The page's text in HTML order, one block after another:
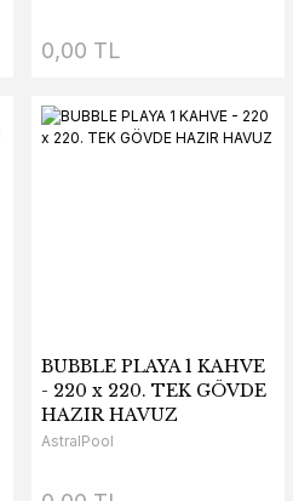
0,00 TL
BUBBLE PLAYA 1 KAHVE
- 220 x 220. TEK GÖVDE
HAZIR HAVUZ
AstralPool